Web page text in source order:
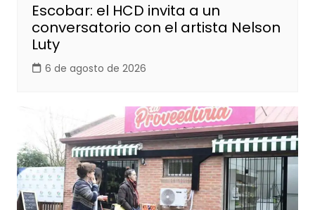
Escobar: el HCD invita a un
conversatorio con el artista Nelson
Luty
6 de agosto de 2026